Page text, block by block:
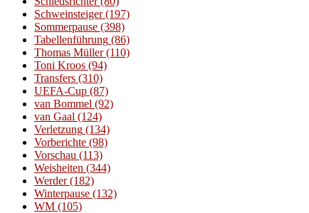
Schweinsteiger(197)
Sommerpause (398)
Tabellenführung (86)
Thomas Müller(110)
Toni Kroos (94)
Transfers (310)
UEFA-Cup (87)
van Bommel (92)
van Gaal (124)
Verletzung (134)
Vorberichte (98)
Vorschau (113)
Weisheiten (344)
Werder(182)
Winterpause (132)
WM (105)